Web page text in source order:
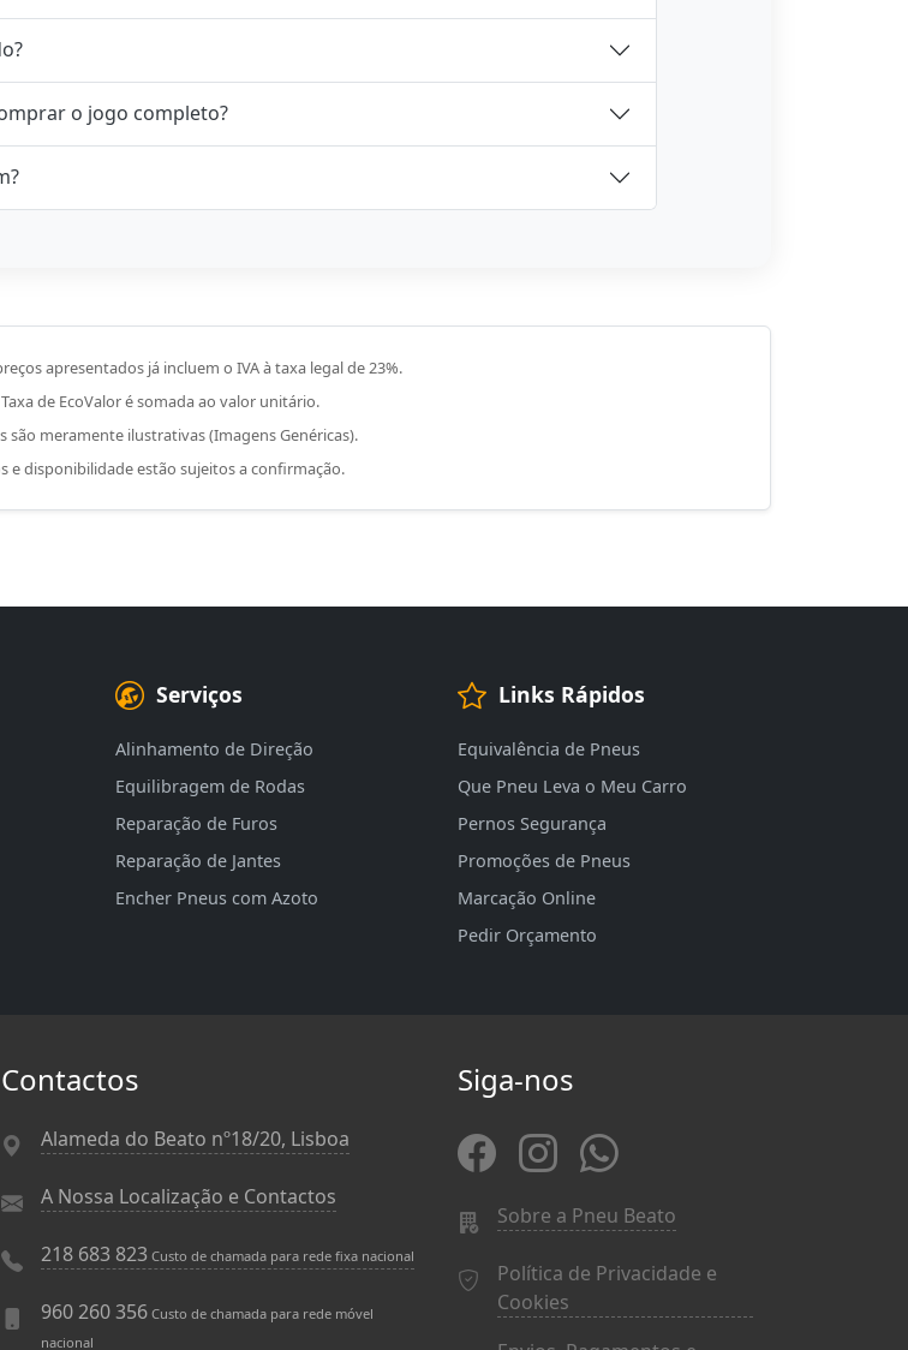
o jogo completo?
apresentados já incluem o IVA à taxa legal de 23%.
de EcoValor é somada ao valor unitário.
são meramente ilustrativas (Imagens Genéricas).
e disponibilidade estão sujeitos a confirmação.
Serviços
Alinhamento de Direção
Equilibragem de Rodas
Reparação de Furos
Reparação de Jantes
Encher Pneus com Azoto
Links Rápidos
Equivalência de Pneus
Que Pneu Leva o Meu Carro
Pernos Segurança
Promoções de Pneus
Marcação Online
Pedir Orçamento
Contactos
Alameda do Beato nº18/20, Lisboa
A Nossa Localização e Contactos
218 683 823 Custo de chamada para rede fixa nacional
960 260 356 Custo de chamada para rede móvel
nacional
Siga-nos
Sobre a Pneu Beato
Política de Privacidade e
Cookies